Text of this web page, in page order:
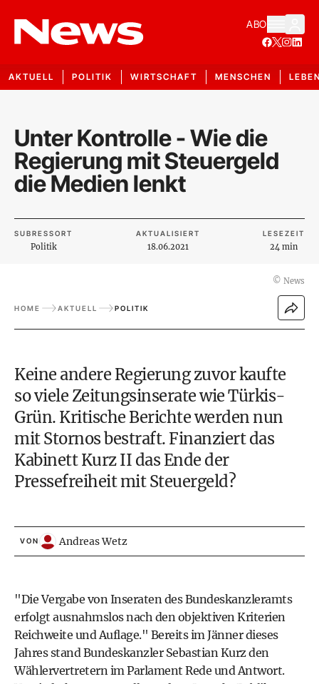
ABO
AKTUELL POLITIK WIRTSCHAFT MENSCHEN
Unter Kontrolle - Wie die
Regierung mit Steuergeld
die Medien lenkt
SUBRESSORT
Politik
AKTUALISIERT
18.06.2021
LESEZEIT
24 min
© News
HOME AKTUELL POLITIK
Keine andere Regierung zuvor kaufte
so viele Zeitungsinserate wie Türkis-
Grün. Kritische Berichte werden nun
mit Stornos bestraft. Finanziert das
Kabinett Kurz II das Ende der
Pressefreiheit mit Steuergeld?
VON Andreas Wetz
"Die Vergabe von Inseraten des Bundeskanzleramts
erfolgt ausnahmslos nach den objektiven Kriterien
Reichweite und Auflage." Bereits im Jänner dieses
Jahres standBundeskanzler Sebastian Kurzden
Wählervertretern im Parlament Rede und Antwort.